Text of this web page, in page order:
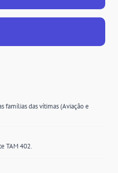
famílias das vítimas (Aviação e
TAM 402.